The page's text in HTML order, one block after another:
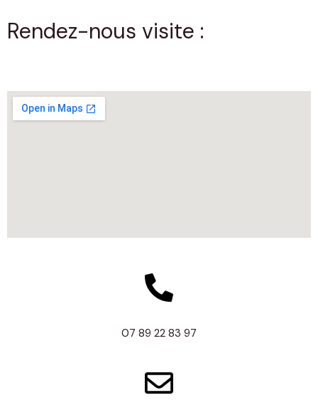
Rendez-nous visite :
07 89 22 83 97